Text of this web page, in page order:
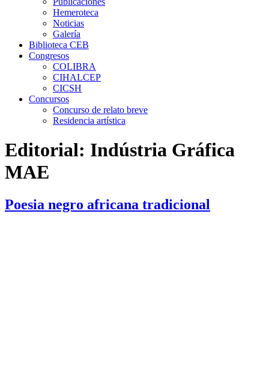
Hemeroteca
Noticias
Galería
Biblioteca CEB
Congresos
COLIBRA
CIHALCEP
CICSH
Concursos
Concurso de relato breve
Residencia artística
Editorial: Indústria Gráfica
MAE
Poesia negro africana tradicional